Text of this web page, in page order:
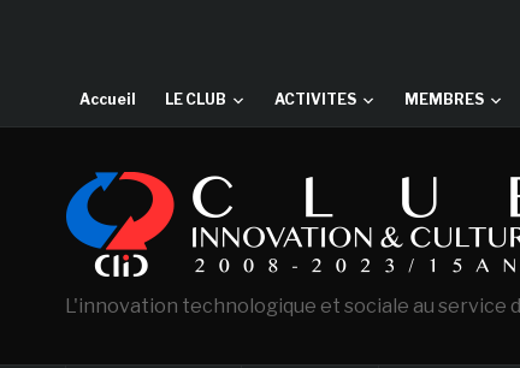
Accueil LE CLUB ACTIVITES MEMBRES
L'innovation technologique et sociale au service